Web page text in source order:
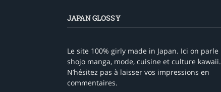
JAPAN GLOSSY
Le site 100% girly made in Japan. Ici on parle
shojo manga, mode, cuisine et culture kawaii.
N’hésitez pas à laisser vos impressions en
commentaires.